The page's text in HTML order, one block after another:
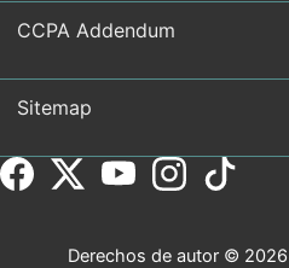
CCPA Addendum
Sitemap
Derechos de autor ©